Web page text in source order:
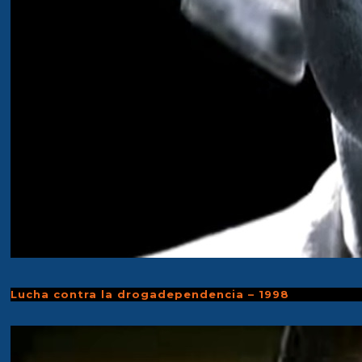
Lucha contra la drogadependencia – 1998